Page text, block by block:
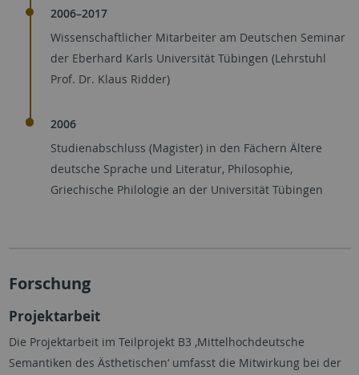
2006–2017
Wissenschaftlicher Mitarbeiter am Deutschen Seminar
der Eberhard Karls Universität Tübingen (Lehrstuhl
Prof. Dr. Klaus Ridder)
2006
Studienabschluss (Magister) in den Fächern Ältere
deutsche Sprache und Literatur, Philosophie,
Griechische Philologie an der Universität Tübingen
Forschung
Projektarbeit
Die Projektarbeit im Teilprojekt B3 ‚Mittelhochdeutsche
Semantiken des Ästhetischen‘ umfasst die Mitwirkung bei der